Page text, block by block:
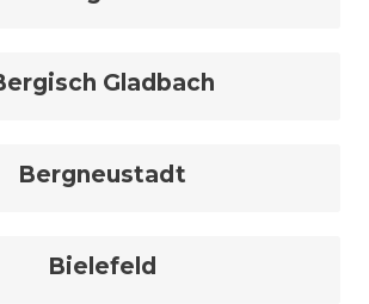
Gladbach
Bergneustadt
Bielefeld